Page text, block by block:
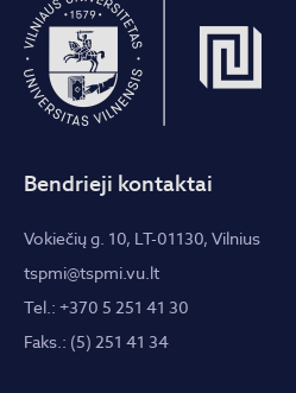
Bendrieji kontaktai
Vokiečių g. 10, LT-01130, Vilnius
tspmi@tspmi.vu.lt
Tel.: +370 5 251 41 30
Faks.: (5) 251 41 34